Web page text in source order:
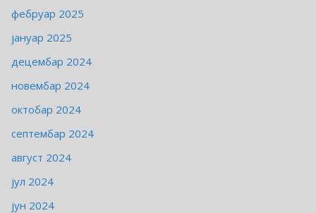
фебруар 2025
јануар 2025
децембар 2024
новембар 2024
октобар 2024
септембар 2024
август 2024
јул 2024
јун 2024